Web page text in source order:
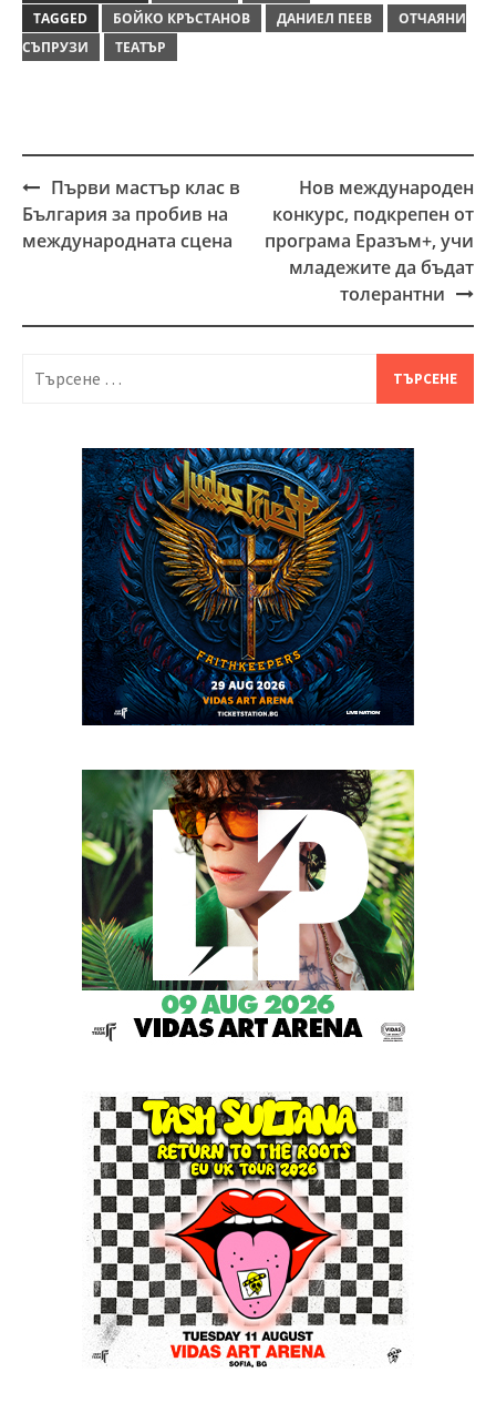
TAGGED
БОЙКО КРЪСТАНОВ ДАНИЕЛ ПЕЕВ
ОТЧАЯНИ
СЪПРУЗИ
ТЕАТЪР
Post
navigation
Първи мастър клас в
България за пробив на
международната сцена
Нов международен
конкурс, подкрепен от
програма Еразъм+, учи
младежите да бъдат
толерантни
Търсене